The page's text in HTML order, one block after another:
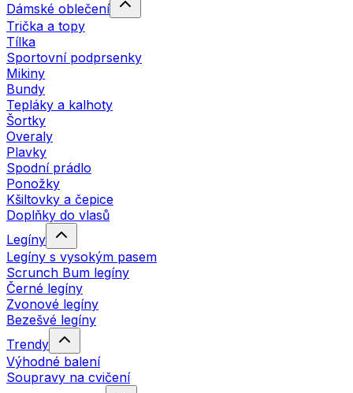
Dámské oblečení
Trička a topy
Tílka
Sportovní podprsenky
Mikiny
Bundy
Tepláky a kalhoty
Šortky
Overaly
Plavky
Spodní prádlo
Ponožky
Kšiltovky a čepice
Doplňky do vlasů
Legíny
Legíny s vysokým pasem
Scrunch Bum legíny
Černé legíny
Zvonové legíny
Bezešvé legíny
Trendy
Výhodné balení
Soupravy na cvičení